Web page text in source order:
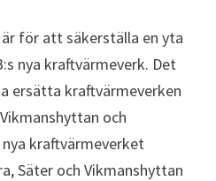
för att säkerställa en yta
nya kraftvärmeverk. Det
ersätta kraftvärmeverken
och
kraftvärmeverket
Säter och Vikmanshyttan